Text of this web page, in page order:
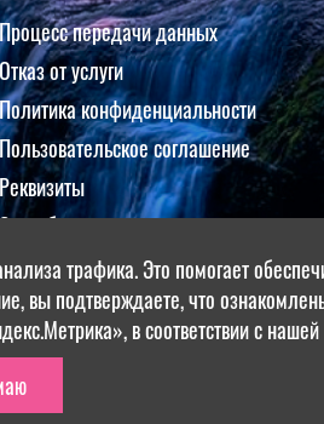
Процесс передачи данных
Отказ от услуги
Политика конфиденциальности
Пользовательское соглашение
Реквизиты
Способы оплаты
Положение об обработке и защите
персональных данных клиентов
и поддержка:
трафика. Это помогает
вы подтверждаете, что
в соответствии с нашей